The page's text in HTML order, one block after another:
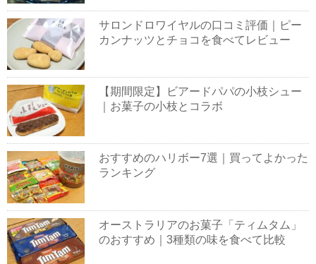
サロンドロワイヤルの口コミ評価｜ピー
カンナッツとチョコを食べてレビュー
【期間限定】ビアードパパの小枝シュー
｜お菓子の小枝とコラボ
おすすめのハリボー7選｜買ってよかった
ランキング
オーストラリアのお菓子「ティムタム」
のおすすめ｜3種類の味を食べて比較